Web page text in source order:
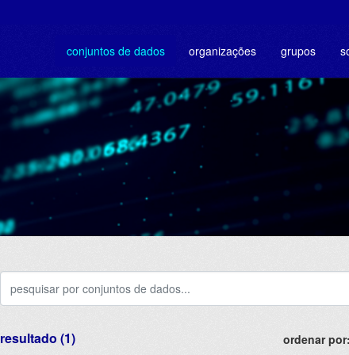
conjuntos de dados organizações grupos
ordenar por
resultado (1)